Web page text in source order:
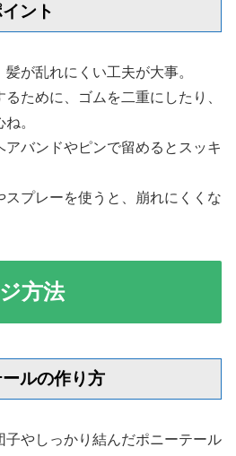
ント
が乱れにくい工夫が大事。
ために、ゴムを二重にしたり、
。
バンドやピンで留めるとスッキ
スプレーを使うと、崩れにくくな
方法
ルの作り方
子やしっかり結んだポニーテール